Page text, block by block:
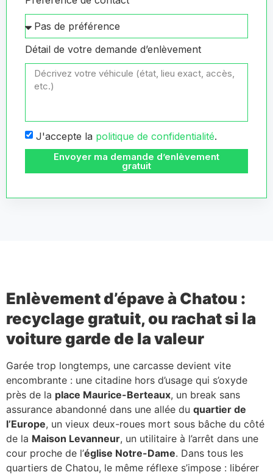
Détail de votre demande d’enlèvement
J'accepte la politique de confidentialité.
Envoyer ma demande d’enlèvement
gratuit
Enlèvement d’épave à Chatou :
recyclage gratuit, ou rachat si la
voiture garde de la valeur
Garée trop longtemps, une carcasse devient vite
encombrante : une citadine hors d’usage qui s’oxyde
près de la place Maurice-Berteaux, un break sans
assurance abandonné dans une allée du quartier de
l’Europe, un vieux deux-roues mort sous bâche du côté
de la Maison Levanneur, un utilitaire à l’arrêt dans une
cour proche de l’église Notre-Dame. Dans tous les
quartiers de Chatou, le même réflexe s’impose : libérer